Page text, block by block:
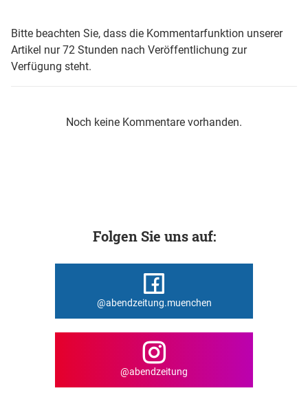
Bitte beachten Sie, dass die Kommentarfunktion unserer
Artikel nur 72 Stunden nach Veröffentlichung zur
Verfügung steht.
Noch keine Kommentare vorhanden.
Folgen Sie uns auf:
@abendzeitung.muenchen
@abendzeitung